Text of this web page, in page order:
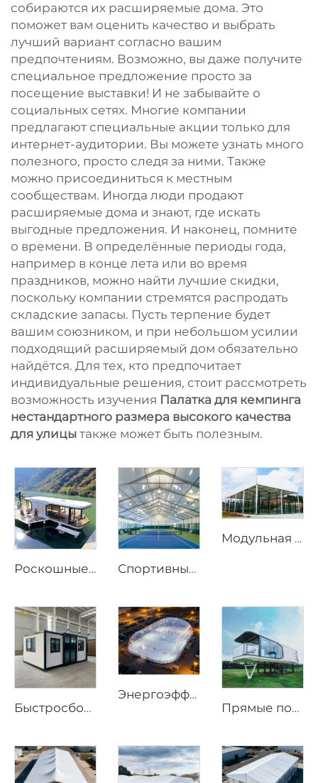
собираются их расширяемые дома. Это
поможет вам оценить качество и выбрать
лучший вариант согласно вашим
предпочтениям. Возможно, вы даже получите
специальное предложение просто за
посещение выставки! И не забывайте о
социальных сетях. Многие компании
предлагают специальные акции только для
интернет-аудитории. Вы можете узнать много
полезного, просто следя за ними. Также
можно присоединиться к местным
сообществам. Иногда люди продают
расширяемые дома и знают, где искать
выгодные предложения. И наконец, помните
о времени. В определённые периоды года,
например в конце лета или во время
праздников, можно найти лучшие скидки,
поскольку компании стремятся распродать
складские запасы. Пусть терпение будет
вашим союзником, и при небольшом усилии
подходящий расширяемый дом обязательно
найдётся. Для тех, кто предпочитает
индивидуальные решения, стоит рассмотреть
возможность изучения Палатка для кемпинга
нестандартного размера высокого качества
для улицы также может быть полезным.
Роскошные решения для капсульных отелей для курортных проектов | Индивидуальные мобильные мини-дома для высококлассного глэмпинга и экотуристических объектов размещения Спортивные шатры на заказ по заводским ценам | Быстросборные бадминтонные залы на алюминиевом каркасе для коммерческих объектов
Модульная система затенения для площадок для падела | Прочная панорамная спортивная ограждающая конструкция для круглогодичных тренировок
Быстросборный prefabрицированный дом длиной 20 футов | Портативное мобильное жилое решение с 3 спальнями
Энергоэффективная воздушная купольная конструкция | Профессиональная всепогодная ограждающая конструкция для спортивных объектов
Прямые поставки с фабрики, водонепроницаемые тенты для улицы, дома с жесткой оболочкой, роскошный отель-палатка, дом